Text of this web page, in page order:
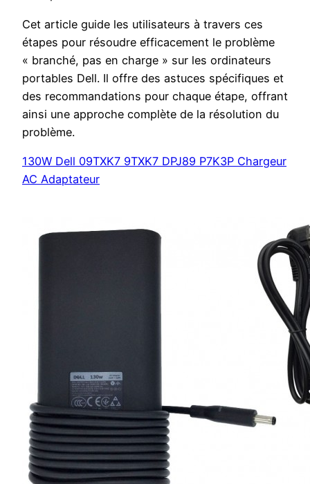
Cet article guide les utilisateurs à travers ces
étapes pour résoudre efficacement le problème
« branché, pas en charge » sur les ordinateurs
portables Dell. Il offre des astuces spécifiques et
des recommandations pour chaque étape, offrant
ainsi une approche complète de la résolution du
problème.
130W Dell 09TXK7 9TXK7 DPJ89 P7K3P Chargeur
AC Adaptateur